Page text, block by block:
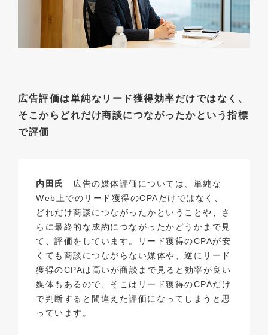
広告評価は単純なリード獲得効率だけではなく、
そこからどれだけ商談につながったかという指標
で評価
内田氏 広告の媒体評価については、単純な
Web上でのリード獲得のCPAだけではなく、
どれだけ商談につながったかということや、さ
らに最終的な成約につながったかどうかまで見
て、評価をしています。リード獲得のCPAが安
くても商談につながらない媒体や、逆にリード
獲得のCPAは高いが商談まで見ると効率が良い
媒体もあるので、そこはリード獲得のCPAだけ
で判断すると間違えた評価になってしまうと思
っています。